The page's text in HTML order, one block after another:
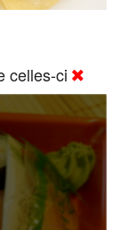
celles-ci